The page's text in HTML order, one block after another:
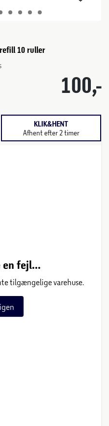
10 ruller
100,-
KLIK&HENT
Afhent efter 2 timer
en fejl...
tilgængelige varehuse.